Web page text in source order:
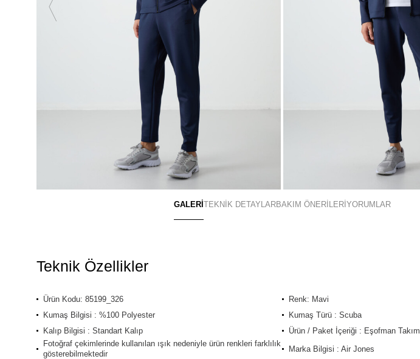
GALERİ TEKNİK DETAYLARBAKIM ÖNERİLERİ YORUMLAR
Teknik Özellikler
Ürün Kodu: 85199_326
Renk: Mavi
Kumaş Bilgisi : %100 Polyester
Kumaş Türü : Scuba
Kalıp Bilgisi : Standart Kalıp
Ürün / Paket İçeriği : Eşofman Takım
Fotoğraf çekimlerinde kullanılan ışık nedeniyle ürün renkleri farklılık
gösterebilmektedir
Marka Bilgisi : Air Jones